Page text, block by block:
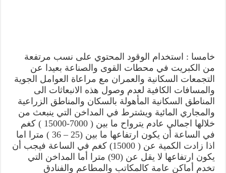
خامسا : استخدام الوقود المحتوي على نسب مرتفعة
من الكبريت في محطات القوى والصناعة بعيدا عن
التجمعات السكانية والعمران مع مراعاة العوامل الجوية
والمسافات الكافية لعدم وصول هذه الانبعاثات الى
المناطق السكانية المأهولة بالسكان والمناطق الزراعية
والمجاري المائية ويشترط في المداخن التي ينبعث من
خلالها اجمالي عادم يترواح ما بين ( 7000-15000 ) كغم
في الساعة أن يكون ارتفاعها ما بين (25 – 36 ) مترا اما
اذا زادت الكمية عن ( 15000) كغم في الساعة فيجب أن
يكون ارتفاعها لا يقل عن (90) مترا أما المداخن التي
تخدم أماكن عامة كالمكاتب والمطاعم والفنادق